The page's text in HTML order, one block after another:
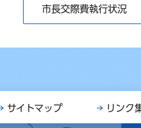
市長交際費執行状況
サイトマップ リンク